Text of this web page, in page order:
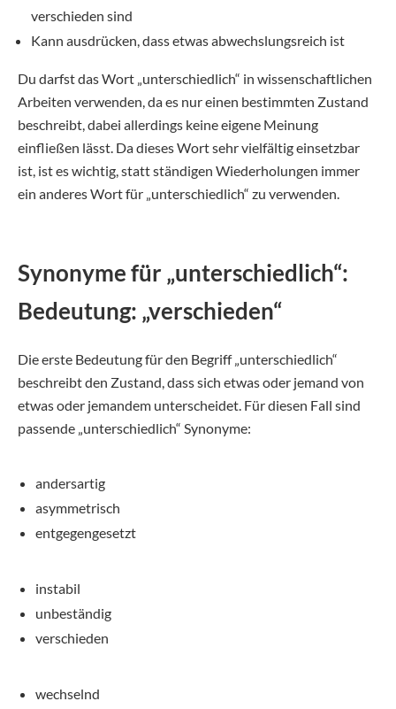
verschieden sind
Kann ausdrücken, dass etwas abwechslungsreich ist
Du darfst das Wort „unterschiedlich“ in wissenschaftlichen
Arbeiten verwenden, da es nur einen bestimmten Zustand
beschreibt, dabei allerdings keine eigene Meinung
einfließen lässt. Da dieses Wort sehr vielfältig einsetzbar
ist, ist es wichtig, statt ständigen Wiederholungen immer
ein anderes Wort für „unterschiedlich“ zu verwenden.
Synonyme für „unterschiedlich“:
Bedeutung: „verschieden“
Die erste Bedeutung für den Begriff „unterschiedlich“
beschreibt den Zustand, dass sich etwas oder jemand von
etwas oder jemandem unterscheidet. Für diesen Fall sind
passende „unterschiedlich“ Synonyme:
andersartig
asymmetrisch
entgegengesetzt
instabil
unbeständig
verschieden
wechselnd